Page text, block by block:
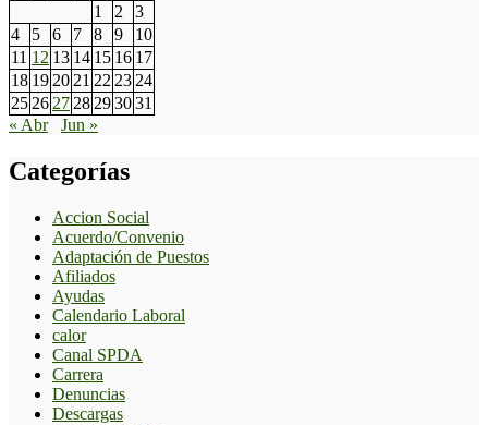
1
2
3
4
5 6 7 8 9
10
11 12 13 14 15 16 17
18 19 20 21 22 23 24
25 26 27 28 293031
« Abr
Jun »
Categorías
Accion Social
Acuerdo/Convenio
Adaptación de Puestos
Afiliados
Ayudas
Calendario Laboral
calor
Canal SPDA
Carrera
Denuncias
Descargas